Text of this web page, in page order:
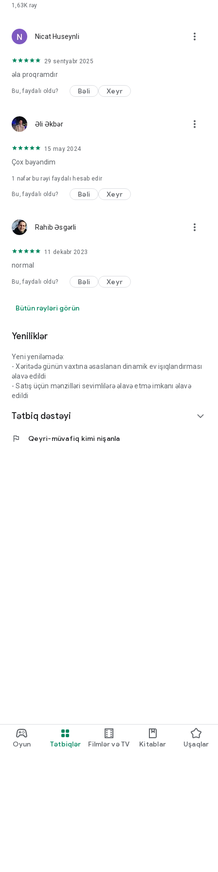
Oyun Tətbiqlər Filmlər və TV Kitablar Uşaqlar
1,63K rəy
Nicat Huseynli more_vert
29 sentyabr 2025
əla proqramdır
Bu, faydalı oldu? Bəli Xeyr
Əli Əkbər more_vert
15 may 2024
Çox bəyəndim
1 nəfər bu rəyi faydalı hesab edir
Bu, faydalı oldu? Bəli Xeyr
Rahib Əsgərli more_vert
11 dekabr 2023
normal
Bu, faydalı oldu? Bəli Xeyr
Bütün rəyləri görün
Yeniliklər
Yeni yeniləmədə:
- Xəritədə günün vaxtına əsaslanan dinamik ev işıqlandırması
əlavə edildi
- Satış üçün mənzilləri sevimlilərə əlavə etmə imkanı əlavə
edildi
Tətbiq dəstəyi expand_more
flag Qeyri-müvafiq kimi nişanla